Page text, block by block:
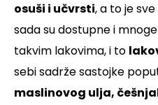
osuši i učvrsti, a to je
sada su dostupne i
takvim lakovima, i to
sebi sadrže sastojke
maslinovog ulja,